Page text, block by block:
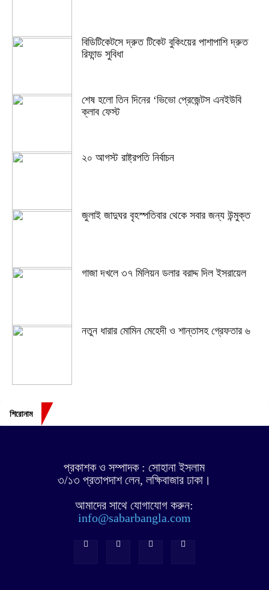
বিডিটিকেটসে দ্রুত টিকেট বুকিংয়ের পাশাপাশি দ্রুত
রিফান্ড সুবিধা
শেষ হলো তিন দিনের ‘ভিভো প্রেজেন্টস এনইউবি
ক্লাব ফেস্ট
২০ আগস্ট রাষ্ট্রপতি নির্বাচন
জুলাই জাদুঘর বৃহস্পতিবার থেকে সবার জন্য উন্মুক্ত
গাজা দখলে ৩৭ মিলিয়ন ডলার বরাদ্দ দিল ইসরায়েল
নতুন ধারার মোমিন মেহেদী ও শান্তাসহ গ্রেফতার ৬
শিরোনাম
প্রকাশক ও সম্পাদক : সোহানা ইসলাম
৩/১৩ প্রতাপদাশ লেন, লক্ষিবাজার ঢাকা।
আমাদের সাথে যোগাযোগ করুন:
info@sabarbangla.com